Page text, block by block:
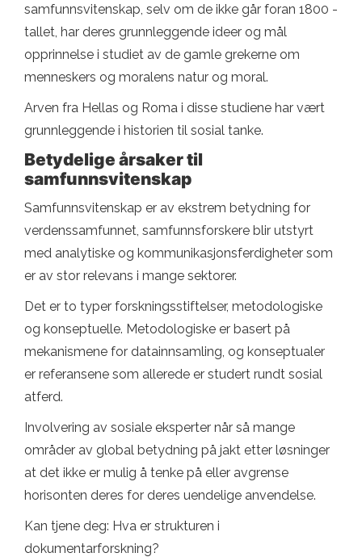
samfunnsvitenskap, selv om de ikke går foran 1800 -
tallet, har deres grunnleggende ideer og mål
opprinnelse i studiet av de gamle grekerne om
menneskers og moralens natur og moral.
Arven fra Hellas og Roma i disse studiene har vært
grunnleggende i historien til sosial tanke.
Betydelige årsaker til
samfunnsvitenskap
Samfunnsvitenskap er av ekstrem betydning for
verdenssamfunnet, samfunnsforskere blir utstyrt
med analytiske og kommunikasjonsferdigheter som
er av stor relevans i mange sektorer.
Det er to typer forskningsstiftelser, metodologiske
og konseptuelle. Metodologiske er basert på
mekanismene for datainnsamling, og konseptualer
er referansene som allerede er studert rundt sosial
atferd.
Involvering av sosiale eksperter når så mange
områder av global betydning på jakt etter løsninger
at det ikke er mulig å tenke på eller avgrense
horisonten deres for deres uendelige anvendelse.
Kan tjene deg: Hva er strukturen i
dokumentarforskning?